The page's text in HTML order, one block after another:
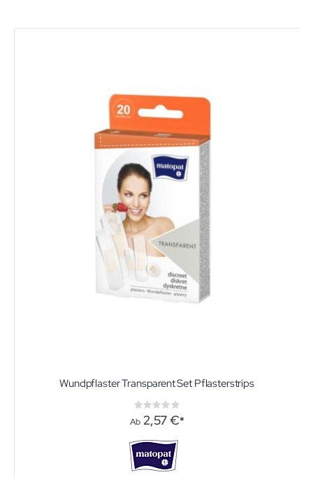
Wundpflaster Transparent Set Pflasterstrips
Rating:
0%
Ab 2,57 €